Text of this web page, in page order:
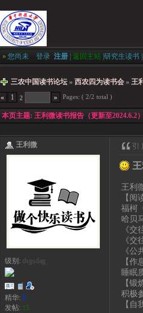
» 您尚未 登录 注册 返回主站 研究生读书
三农中国读书论坛 » 西农四为读书会 » 王
«
1 2 » Pages: ( 2/2 total )
本页主题: 王利微读书报告（更新至2024.6.2
王利微
级别: dsgsdag
精华: 0
发帖: 15
王利
【阅
福柯
哈贝
《交
《交
《公
【作
睡眠
【锻
积极
【自